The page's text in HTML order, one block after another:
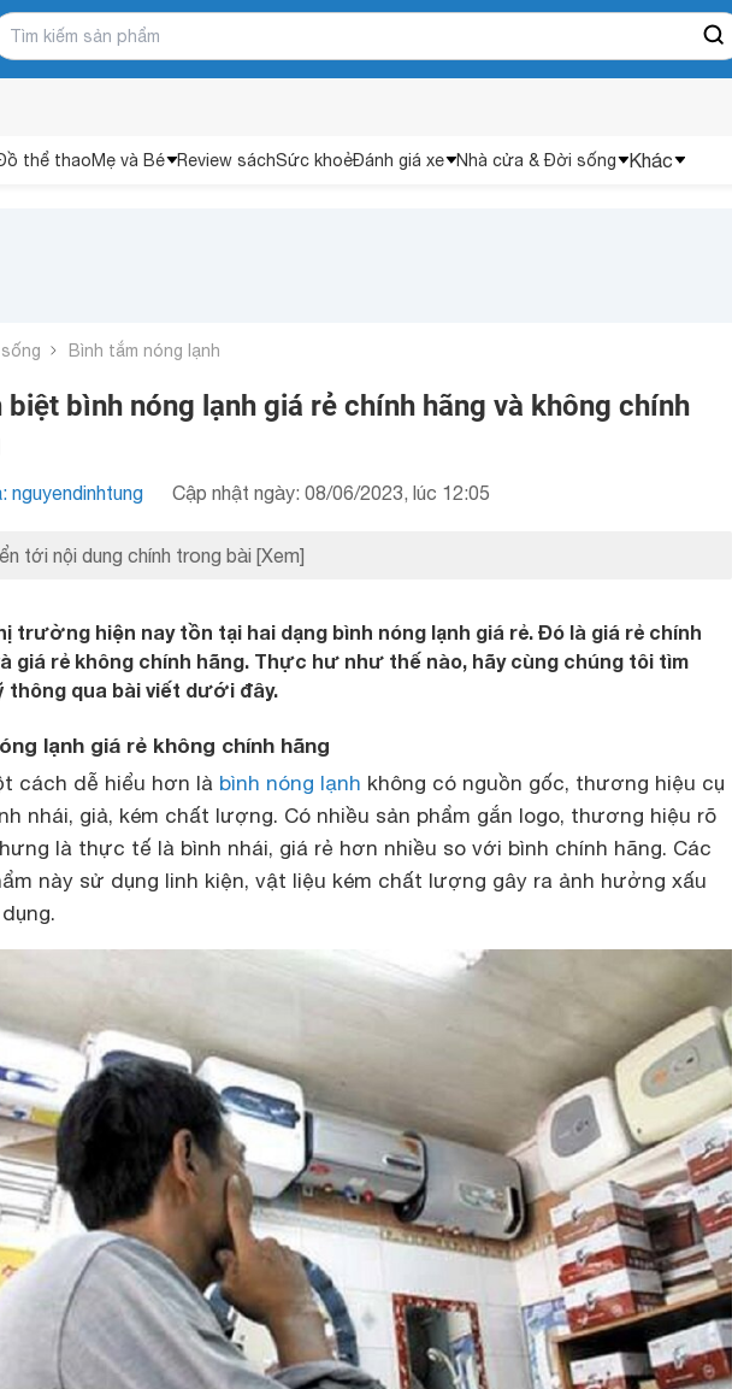
thể thaoMẹ và Bé Review sáchSức khoẻĐánh giá xe Nhà cửa & Đời sống Khác
Bình tắm nóng lạnh
biệt bình nóng lạnh giá rẻ chính hãng và không chính
nguyendinhtung Cập nhật ngày: 08/06/2023, lúc 12:05
tới nội dung chính trong bài [Xem]
trường hiện nay tồn tại hai dạng bình nóng lạnh giá rẻ. Đó là giá rẻ chính
giá rẻ không chính hãng. Thực hư như thế nào, hãy cùng chúng tôi tìm
thông qua bài viết dưới đây.
lạnh giá rẻ không chính hãng
cách dễ hiểu hơn là bình nóng lạnh không có nguồn gốc, thương hiệu cụ
nhái, giả, kém chất lượng. Có nhiều sản phẩm gắn logo, thương hiệu rõ
là thực tế là bình nhái, giá rẻ hơn nhiều so với bình chính hãng. Các
này sử dụng linh kiện, vật liệu kém chất lượng gây ra ảnh hưởng xấu